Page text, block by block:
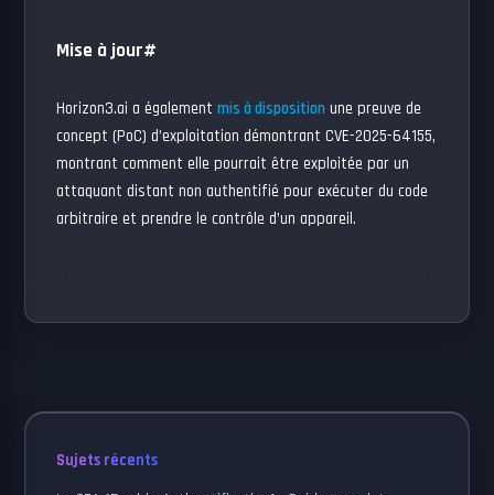
Mise à jour#
Horizon3.ai a égalementmis à disposition une preuve de
concept (PoC) d’exploitation démontrant CVE-2025-64155,
montrant comment elle pourrait être exploitée par un
attaquant distant non authentifié pour exécuter du code
arbitraire et prendre le contrôle d’un appareil.
Sujets récents